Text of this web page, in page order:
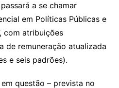
a se chamar
em Políticas Públicas e
com atribuições
de remuneração atualizada
e seis padrões).
questão – prevista no